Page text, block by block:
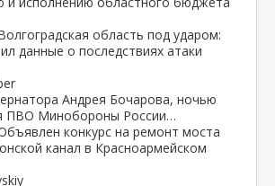
область под ударом:
данные о последствиях атаки
Андрея Бочарова, ночью
ПВО Минобороны России…
конкурс на ремонт моста
канал в Красноармейском